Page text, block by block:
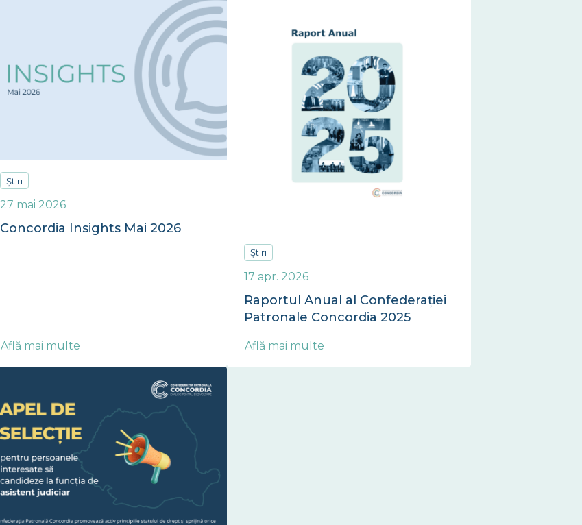
Știri
27 mai 2026
Concordia Insights Mai 2026
Află mai multe
Știri
17 apr. 2026
Raportul Anual al Confederației
Patronale Concordia 2025
Află mai multe